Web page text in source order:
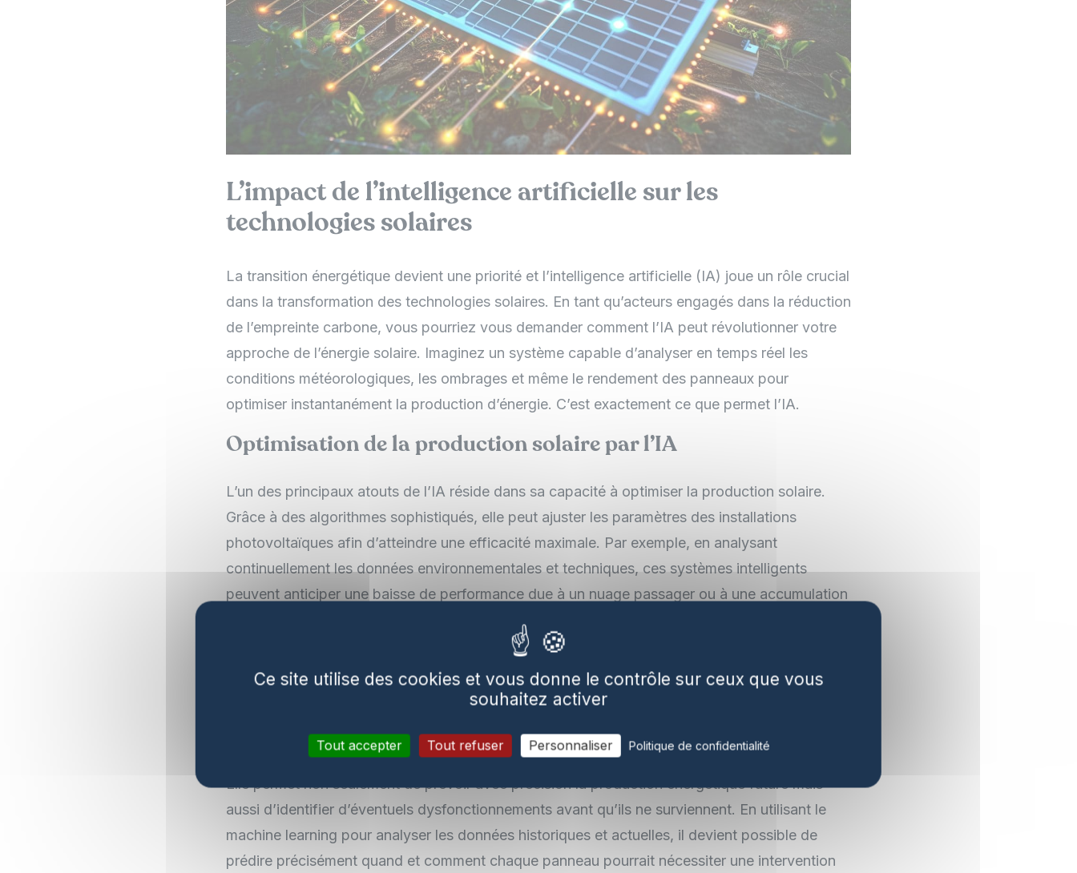
L’impact de l’intelligence artificielle sur les
technologies solaires
La transition énergétique devient une priorité et l’intelligence artificielle (IA) joue un rôle crucial
dans la transformation des technologies solaires. En tant qu’acteurs engagés dans la réduction
de l’empreinte carbone, vous pourriez vous demander comment l’IA peut révolutionner votre
approche de l’énergie solaire. Imaginez un système capable d’analyser en temps réel les
conditions météorologiques, les ombrages et même le rendement des panneaux pour
optimiser instantanément la production d’énergie. C’est exactement ce que permet l’IA.
Optimisation de la production solaire par l’IA
L’un des principaux atouts de l’IA réside dans sa capacité à optimiser la production solaire.
Grâce à des algorithmes sophistiqués, elle peut ajuster les paramètres des installations
photovoltaïques afin d’atteindre une efficacité maximale. Par exemple, en analysant
continuellement les données environnementales et techniques, ces systèmes intelligents
peuvent anticiper une baisse de performance due à un nuage passager ou à une accumulation
Prédiction des performances des panneaux solaires grâce à
L’anticipation est également au cœur des capacités offertes par l’IA dans le domaine solaire.
Elle permet non seulement de prévoir avec précision la production énergétique future mais
aussi d’identifier d’éventuels dysfonctionnements avant qu’ils ne surviennent. En utilisant le
machine learning pour analyser les données historiques et actuelles, il devient possible de
prédire précisément quand et comment chaque panneau pourrait nécessiter une intervention
Ce site utilise des cookies et vous donne le contrôle sur ceux que vous
souhaitez activer
Tout accepter Tout refuser Personnaliser Politique de confidentialité